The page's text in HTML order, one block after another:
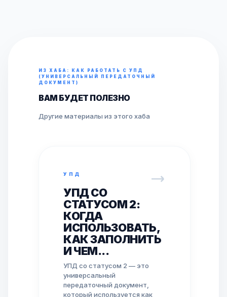
ИЗ ХАБА: КАК РАБОТАТЬ С УПД
(УНИВЕРСАЛЬНЫЙ ПЕРЕДАТОЧНЫЙ
ДОКУМЕНТ)
ВАМ БУДЕТ ПОЛЕЗНО
Другие материалы из этого хаба
УПД
УПД СО
СТАТУСОМ 2:
КОГДА
ИСПОЛЬЗОВАТЬ,
КАК ЗАПОЛНИТЬ
И ЧЕМ...
УПД со статусом 2 — это
универсальный
передаточный документ,
который используется как